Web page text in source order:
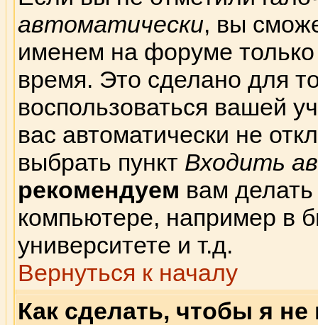
автоматически, вы
именем на форуме только
время. Это сделано для
воспользоваться вашей
вас автоматически не
выбрать пункт Входить
рекомендуем вам
компьютере, например в
университете и т.д.
Вернуться к началу
Как сделать, чтобы я